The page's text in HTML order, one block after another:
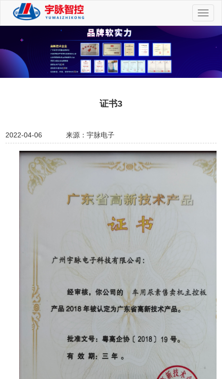
切
换
证书3
2022-04-06 来源：宇脉电子